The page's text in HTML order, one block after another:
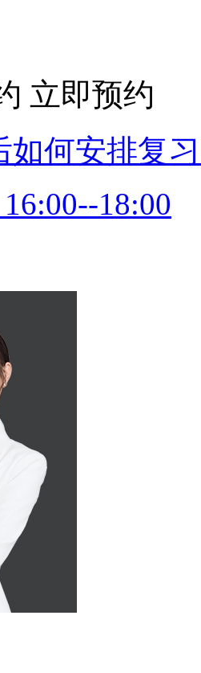
立即预约
如何安排复
18:00